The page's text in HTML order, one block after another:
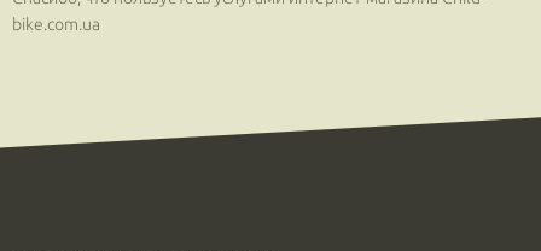
bike.com.ua